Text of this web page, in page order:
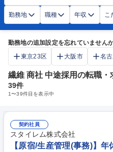
勤務地 職種 年収 こ
勤務地の追加設定を忘れていません
東京23区
大阪市 名
繊維 商社 中途採用の転職・
39件
1〜39件目を表示中
契約社員
スタイレム株式会社
【原宿/生産管理(事務)】